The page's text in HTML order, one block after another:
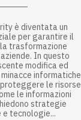
è diventata un
per garantire il
trasformazione
In questo
modifica ed
informatiche
le risorse
le informazioni
strategie
e tecnologie...